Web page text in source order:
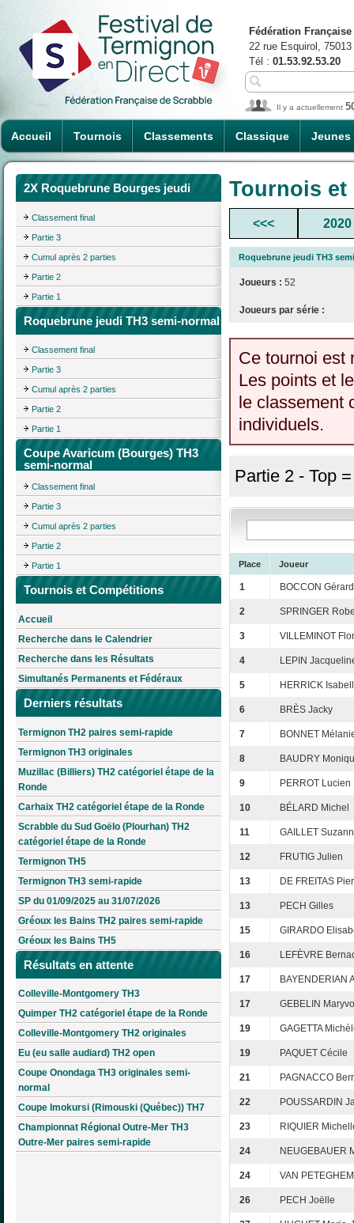
Accueil Tournois Classements Classique Jeunes
Fédération
22 rue Esquirol,
Tél : 01.53.92.53.20
Il y a actuellement
2X Roquebrune Bourges jeudi
Classement final
Partie 3
Cumul après 2 parties
Partie 2
Partie 1
Roquebrune jeudi TH3 semi-normal
Classement final
Partie 3
Cumul après 2 parties
Partie 2
Partie 1
Coupe Avaricum (Bourges) TH3
semi-normal
Classement final
Partie 3
Cumul après 2 parties
Partie 2
Partie 1
Tournois et Compétitions
Accueil
Recherche dans le Calendrier
Recherche dans les Résultats
Simultanés Permanents et Fédéraux
Derniers résultats
Termignon TH2 paires semi-rapide
Termignon TH3 originales
Muzillac (Billiers) TH2 catégoriel étape de la
Ronde
Carhaix TH2 catégoriel étape de la Ronde
Scrabble du Sud Goëlo (Plourhan) TH2
catégoriel étape de la Ronde
Termignon TH5
Termignon TH3 semi-rapide
SP du 01/09/2025 au 31/07/2026
Gréoux les Bains TH2 paires semi-rapide
Gréoux les Bains TH5
Résultats en attente
Colleville-Montgomery TH3
Quimper TH2 catégoriel étape de la Ronde
Colleville-Montgomery TH2 originales
Eu (eu salle audiard) TH2 open
Coupe Onondaga TH3 originales semi-
normal
Coupe Imokursi (Rimouski (Québec)) TH7
Championnat Régional Outre-Mer TH3
Outre-Mer paires semi-rapide
Tournois
<<< 2020
Roquebrune jeudi TH3
Joueurs : 52
Joueurs par série :
Ce tournoi est
Les points et
le classement
individuels.
Partie 2 - Top
Place Joueur
1 BOCCON Gérard
2 SPRINGER
3 VILLEMINOT
4 LEPIN
5 HERRICK
6 BRÈS Jacky
7 BONNET
8 BAUDRY
9 PERROT Lucien
10 BÉLARD Michel
11 GAILLET
12 FRUTIG Julien
13 DE FREITAS
13 PECH Gilles
15 GIRARDO
16 LEFÈVRE
17 BAYENDERIAN
17 GEBELIN
19 GAGETTA
19 PAQUET Cécile
21 PAGNACCO
22 POUSSARDIN
23 RIQUIER
24 NEUGEBAUER
24 VAN
26 PECH Joëlle